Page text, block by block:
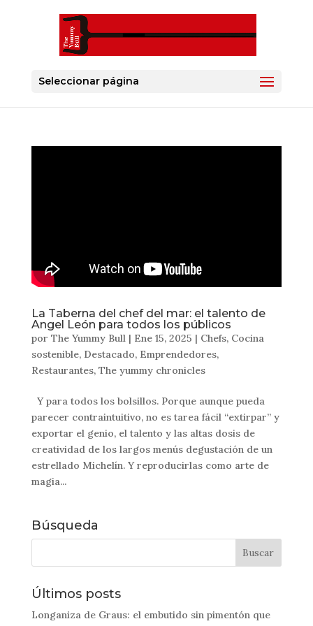
Seleccionar página
La Taberna del chef del mar: el talento de
Angel León para todos los públicos
por The Yummy Bull| Ene 15, 2025 | Chefs, Cocina
sostenible, Destacado, Emprendedores,
Restaurantes, The yummy chronicles
Y para todos los bolsillos. Porque aunque pueda
parecer contraintuitivo, no es tarea fácil “extirpar” y
exportar el genio, el talento y las altas dosis de
creatividad de los largos menús degustación de un
estrellado Michelín. Y reproducirlas como arte de
magia...
Búsqueda
Últimos posts
Longaniza de Graus: el embutido sin pimentón que